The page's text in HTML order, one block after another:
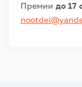
Премии до 17